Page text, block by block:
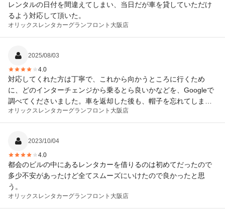
レンタルの日付を間違えてしまい、当日だが車を貸していただけ
るよう対応して頂いた。
オリックスレンタカーグランフロント大阪店
2025/08/03
4.0
対応してくれた方は丁寧で、これから向かうところに行くため
に、どのインターチェンジから乗るとら良いかなどを、Googleで
調べてくださいました。車を返却した後も、帽子を忘れてしまっ
たのではないかと問い合わせしたところ、すぐ探してくれまし
た。電話での対応でしたが、親切さが伝わってきました。 レンタ
たので、借りる時の説明でしっかりと確認すればよかったと思い
ました。オリックスレンタカーの返却入り口の看板などがあると
助かると思います。
オリックスレンタカーグランフロント大阪店
2023/10/04
4.0
都会のビルの中にあるレンタカーを借りるのは初めてだったので
多少不安があったけど全てスムーズにいけたので良かったと思
う。
オリックスレンタカーグランフロント大阪店